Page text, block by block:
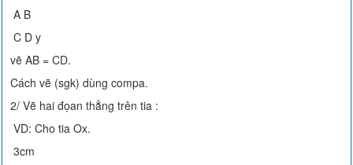
A B
C D y
vẽ AB = CD.
Cách vẽ (sgk) dùng compa.
2/ Vẽ hai đọan thẳng trên tia :
VD: Cho tia Ox.
3cm